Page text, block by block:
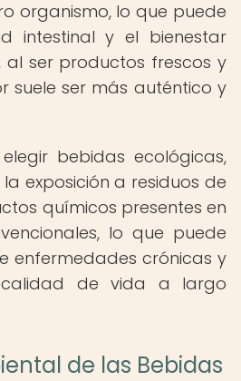
organismo, lo que puede
intestinal y el bienestar
al ser productos frescos y
suele ser más auténtico y
bebidas ecológicas,
exposición a residuos de
químicos presentes en
lo que puede
enfermedades crónicas y
calidad de vida a largo
de las Bebidas